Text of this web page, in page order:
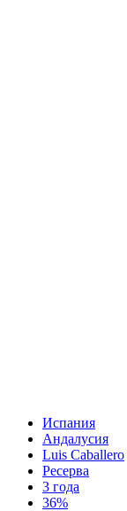
Испания
Андалусия
Luis Caballero
Ресерва
3 года
36%